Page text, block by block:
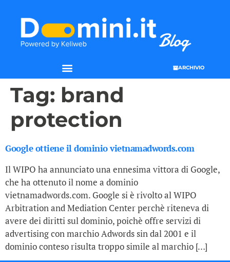
ARCHIVIO
Tag: brand
protection
Google ottiene il dominio vietnamadwords.com
Il WIPO ha annunciato una ennesima vittora di Google,
che ha ottenuto il nome a dominio
vietnamadwords.com. Google si è rivolto al WIPO
Arbitration and Mediation Center perchè riteneva di
avere dei diritti sul dominio, poichè offre servizi di
advertising con marchio Adwords sin dal 2001 e il
dominio conteso risulta troppo simile al marchio […]